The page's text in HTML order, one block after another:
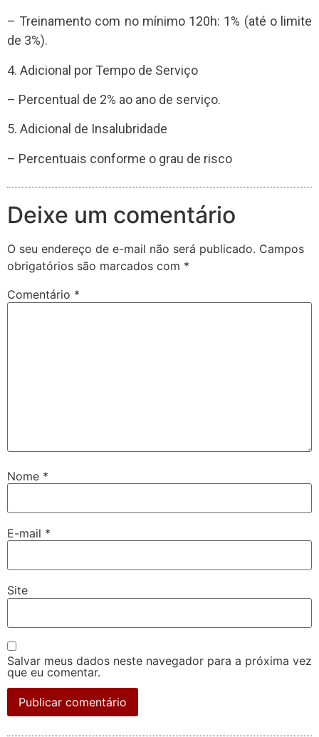
– Treinamento com no mínimo 120h: 1% (até o limite
de 3%).
4. Adicional por Tempo de Serviço
– Percentual de 2% ao ano de serviço.
5. Adicional de Insalubridade
– Percentuais conforme o grau de risco
Deixe um comentário
O seu endereço de e-mail não será publicado. Campos
obrigatórios são marcados com *
Comentário *
Nome *
E-mail *
Site
Salvar meus dados neste navegador para a próxima vez
que eu comentar.